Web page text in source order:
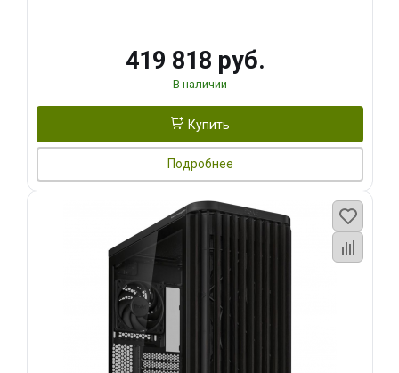
419 818 руб.
В наличии
Купить
Подробнее